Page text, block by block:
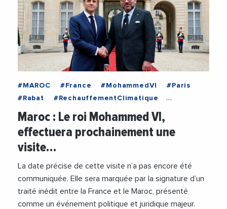
#MAROC #France #MohammedVI
#Paris
#Rabat
#RechauffementClimatique
#TransitionEnergetique
Maroc : Le roi Mohammed VI,
effectuera prochainement une
visite…
La date précise de cette visite n’a pas encore été
communiquée. Elle sera marquée par la signature d’un
traité inédit entre la France et le Maroc, présenté
comme un événement politique et juridique majeur.